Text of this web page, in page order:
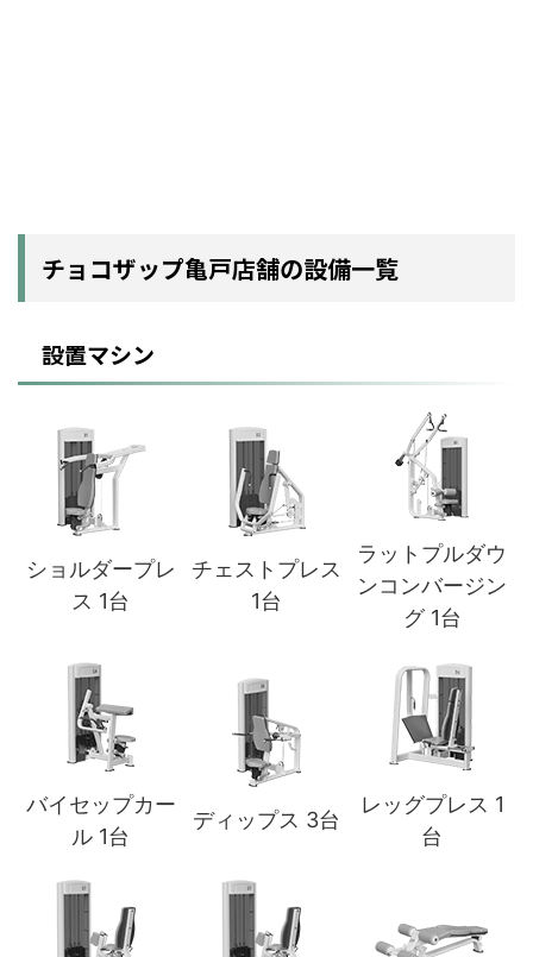
チョコザップ亀戸店舗の設備一覧
設置マシン
ショルダープレ
ス 1台
チェストプレス
1台
ラットプルダウ
ンコンバージン
グ 1台
バイセップカー
ル 1台
ディップス 3台
レッグプレス 1
台